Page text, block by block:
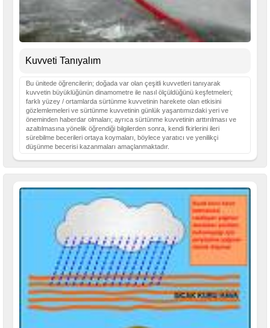
Kuvveti Tanıyalım
Bu ünitede öğrencilerin; doğada var olan çeşitli kuvvetleri tanıyarak
kuvvetin büyüklüğünün dinamometre ile nasıl ölçüldüğünü keşfetmeleri;
farklı yüzey / ortamlarda sürtünme kuvvetinin harekete olan etkisini
gözlemlemeleri ve sürtünme kuvvetinin günlük yaşantımızdaki yeri ve
öneminden haberdar olmaları; ayrıca sürtünme kuvvetinin arttırılması ve
azaltılmasına yönelik öğrendiği bilgilerden sonra, kendi fkirlerini ileri
sürebilme becerileri ortaya koymaları, böylece yaratıcı ve yenilikçi
düşünme becerisi kazanmaları amaçlanmaktadır.